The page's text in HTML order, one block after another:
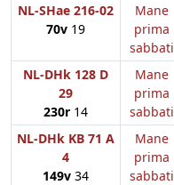
NL-SHae 216-02
70v 19
Mane
prima
sabbati
NL-DHk 128 D
29
230r 14
Mane
prima
sabbati
NL-DHk KB 71 A
4
149v 34
Mane
prima
sabbati